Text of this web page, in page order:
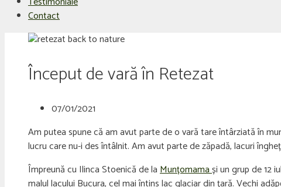
Contact
Început de vară în Retezat
07/01/2021
Am putea spune că am avut parte de o vară tare întârziată în
lucru care nu-i des întâlnit. Am avut parte de zăpadă, lacuri
Împreună cu Ilinca Stoenică de laMunțomamași un grup de 12
malul lacului Bucura, cel mai întins lac glaciar din țară. Vechi